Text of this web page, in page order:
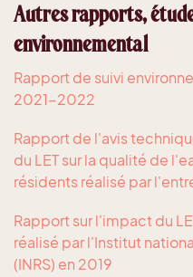
Autres rapports,
environnemental
Rapport de suivi
2021-2022
Rapport de l'avis
du LET sur la qualité de
résidents réalisé par
Rapport sur l'impact du
réalisé par l'Institut
(INRS) en 2019